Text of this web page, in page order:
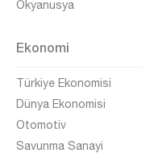
Okyanusya
Ekonomi
Türkiye Ekonomisi
Dünya Ekonomisi
Otomotiv
Savunma Sanayi